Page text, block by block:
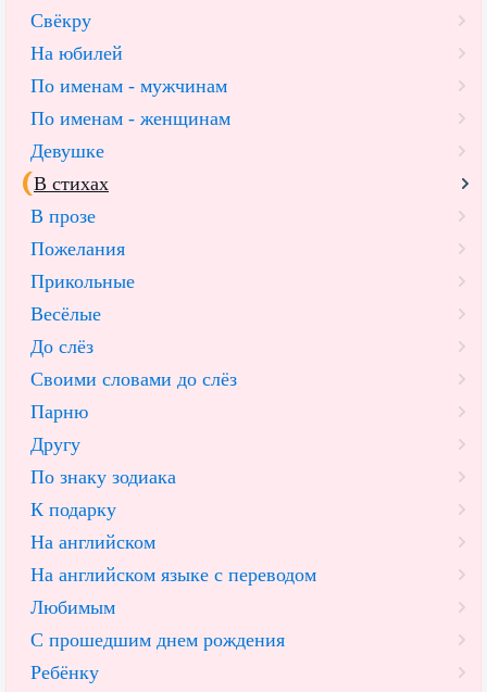
Свёкру
На юбилей
По именам - мужчинам
По именам - женщинам
Девушке
В стихах
В прозе
Пожелания
Прикольные
Весёлые
До слёз
Своими словами до слёз
Парню
Другу
По знаку зодиака
К подарку
На английском
На английском языке с переводом
Любимым
С прошедшим днем рождения
Ребёнку